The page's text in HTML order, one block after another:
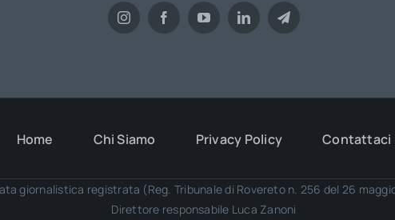
Home Chi Siamo Privacy Policy Contattaci
giornalistica registrata (Reg. Tribunale di Rovereto n. 256 del 26
Direttore responsabile Luca Zanoni